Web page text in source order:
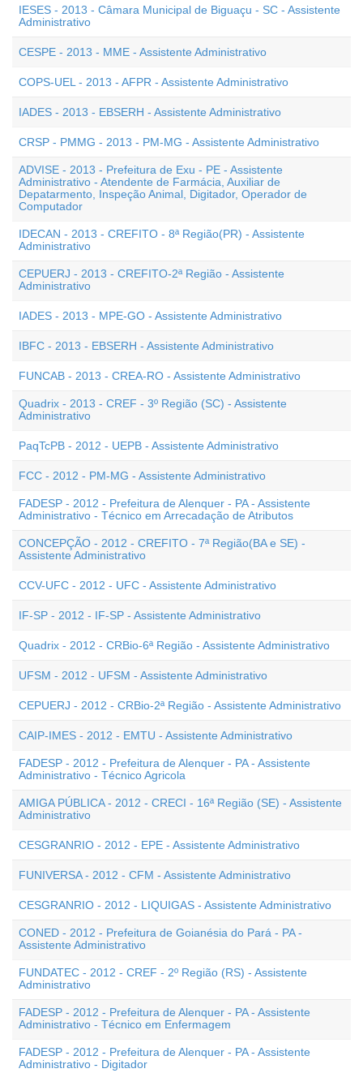
IESES - 2013 - Câmara Municipal de Biguaçu - SC - Assistente
Administrativo
CESPE - 2013 - MME - Assistente Administrativo
COPS-UEL - 2013 - AFPR - Assistente Administrativo
IADES - 2013 - EBSERH - Assistente Administrativo
CRSP - PMMG - 2013 - PM-MG - Assistente Administrativo
ADVISE - 2013 - Prefeitura de Exu - PE - Assistente
Administrativo - Atendente de Farmácia, Auxiliar de
Depatarmento, Inspeção Animal, Digitador, Operador de
Computador
IDECAN - 2013 - CREFITO - 8ª Região(PR) - Assistente
Administrativo
CEPUERJ - 2013 - CREFITO-2ª Região - Assistente
Administrativo
IADES - 2013 - MPE-GO - Assistente Administrativo
IBFC - 2013 - EBSERH - Assistente Administrativo
FUNCAB - 2013 - CREA-RO - Assistente Administrativo
Quadrix - 2013 - CREF - 3º Região (SC) - Assistente
Administrativo
PaqTcPB - 2012 - UEPB - Assistente Administrativo
FCC - 2012 - PM-MG - Assistente Administrativo
FADESP - 2012 - Prefeitura de Alenquer - PA - Assistente
Administrativo - Técnico em Arrecadação de Atributos
CONCEPÇÃO - 2012 - CREFITO - 7ª Região(BA e SE) -
Assistente Administrativo
CCV-UFC - 2012 - UFC - Assistente Administrativo
IF-SP - 2012 - IF-SP - Assistente Administrativo
Quadrix - 2012 - CRBio-6ª Região - Assistente Administrativo
UFSM - 2012 - UFSM - Assistente Administrativo
CEPUERJ - 2012 - CRBio-2ª Região - Assistente Administrativo
CAIP-IMES - 2012 - EMTU - Assistente Administrativo
FADESP - 2012 - Prefeitura de Alenquer - PA - Assistente
Administrativo - Técnico Agricola
AMIGA PÚBLICA - 2012 - CRECI - 16ª Região (SE) - Assistente
Administrativo
CESGRANRIO - 2012 - EPE - Assistente Administrativo
FUNIVERSA - 2012 - CFM - Assistente Administrativo
CESGRANRIO - 2012 - LIQUIGAS - Assistente Administrativo
CONED - 2012 - Prefeitura de Goianésia do Pará - PA -
Assistente Administrativo
FUNDATEC - 2012 - CREF - 2º Região (RS) - Assistente
Administrativo
FADESP - 2012 - Prefeitura de Alenquer - PA - Assistente
Administrativo - Técnico em Enfermagem
FADESP - 2012 - Prefeitura de Alenquer - PA - Assistente
Administrativo - Digitador